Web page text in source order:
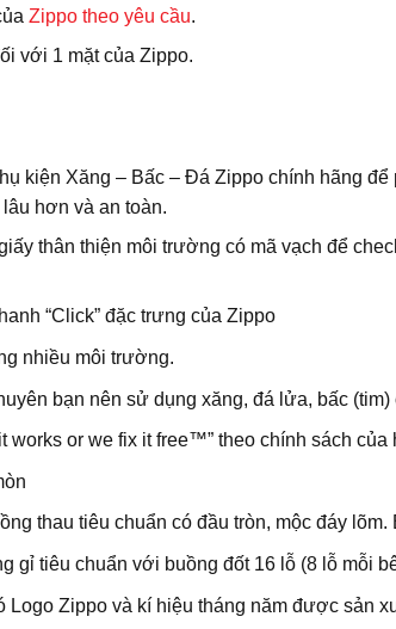
Zippo theo yêu cầu.
với 1 mặt của Zippo.
kiện Xăng – Bấc – Đá Zippo chính hãng
hơn và an toàn.
thân thiện môi trường có mã vạch để
“Click” đặc trưng của Zippo
nhiều môi trường.
bạn nên sử dụng xăng, đá lửa, bấc (tim)
works or we fix it free™” theo chính sách của
thau tiêu chuẩn có đầu tròn, mộc đáy lõm.
gỉ tiêu chuẩn với buồng đốt 16 lỗ (8 lỗ mỗi
Logo Zippo và kí hiệu tháng năm được sản